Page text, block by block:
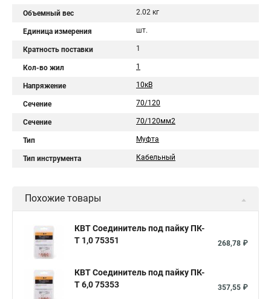
Объемный вес 2.02 кг
Единица измерения шт.
Кратность поставки 1
Кол-во жил 1
Напряжение 10кВ
Сечение 70/120
Сечение 70/120мм2
Тип Муфта
Тип инструмента Кабельный
Похожие товары
КВТ Соединитель под пайку ПК-
Т 1,0 75351
268,78 ₽
КВТ Соединитель под пайку ПК-
Т 6,0 75353
357,55 ₽